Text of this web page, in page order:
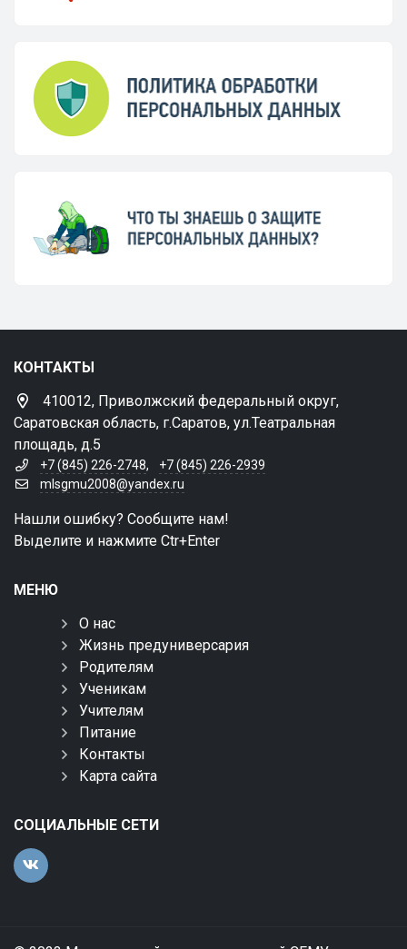
КОНТАКТЫ
410012, Приволжский федеральный округ,
Саратовская область, г.Саратов, ул.Театральная
площадь, д.5
+7 (845) 226-2748,
+7 (845) 226-2939
mlsgmu2008@yandex.ru
Нашли ошибку? Сообщите нам!
Выделите и нажмите Ctr+Enter
МЕНЮ
О нас
Жизнь предуниверсария
Родителям
Ученикам
Учителям
Питание
Контакты
Карта сайта
СОЦИАЛЬНЫЕ СЕТИ